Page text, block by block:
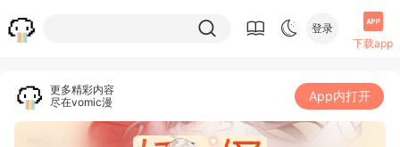
登录
下载app
更多精彩内容
尽在vomic漫
App内打开